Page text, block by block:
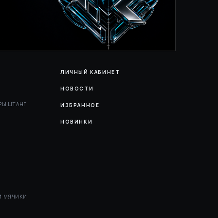
ШТАНГ
МЯЧИКИ
ЛИЧНЫЙ КАБИНЕТ
НОВОСТИ
ИЗБРАННОЕ
НОВИНКИ